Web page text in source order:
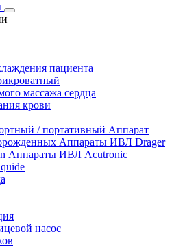
пациента
массажа сердца
крови
/ портативный Аппарат
Аппараты ИВЛ Drager
Аппараты ИВЛ Acutronic
насос